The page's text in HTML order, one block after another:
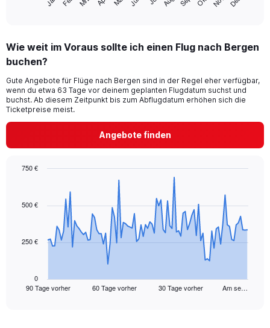
categories.
Range:
categories.
The
chart
has
axis
displaying
values.
to
Wie weit im Voraus sollte ich einen Flug nach Bergen
buchen?
Gute Angebote für Flüge nach Bergen sind in der Regel eher verfügbar,
wenn du etwa 63 Tage vor deinem geplanten Flugdatum suchst und
buchst. Ab diesem Zeitpunkt bis zum Abflugdatum erhöhen sich die
Ticketpreise meist.
Angebote finden
91
data
The
90 Tage vorher 60 Tage vorher 30 Tage vorher Am se…
0
250 €
500 €
750 €
End